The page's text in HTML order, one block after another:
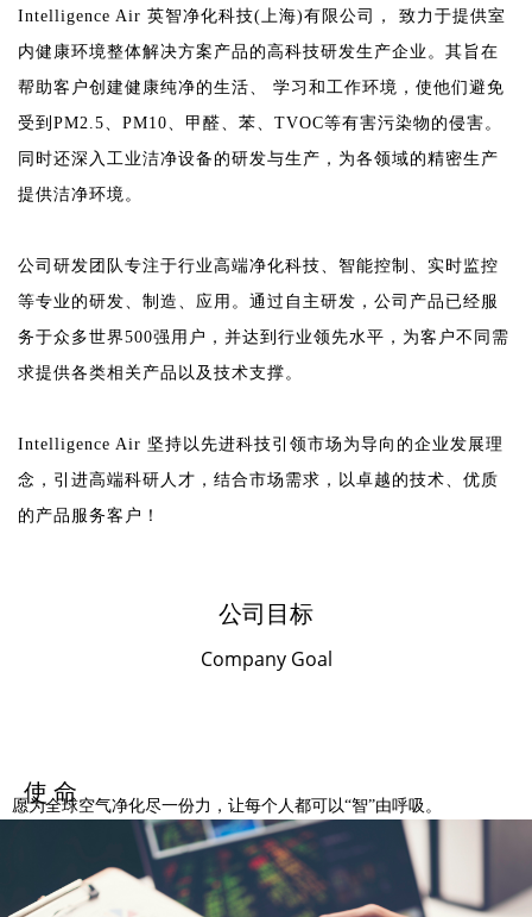
Intelligence Air 英智净化科技(上海)有限公司， 致力于提供室
内健康环境整体解决方案产品的高科技研发生产企业。其旨在
帮助客户创建健康纯净的生活、 学习和工作环境，使他们避免
受到PM2.5、PM10、甲醛、苯、TVOC等有害污染物的侵害。
同时还深入工业洁净设备的研发与生产，为各领域的精密生产
提供洁净环境。
公司研发团队专注于行业高端净化科技、智能控制、实时监控
等专业的研发、制造、应用。通过自主研发，公司产品已经服
务于众多世界500强用户，并达到行业领先水平，为客户不同需
求提供各类相关产品以及技术支撑。
Intelligence Air 坚持以先进科技引领市场为导向的企业发展理
念，引进高端科研人才，结合市场需求，以卓越的技术、优质
的产品服务客户！
公司目标
Company Goal
使 命
愿为全球空气净化尽一份力，让每个人都可以“智”由呼吸。